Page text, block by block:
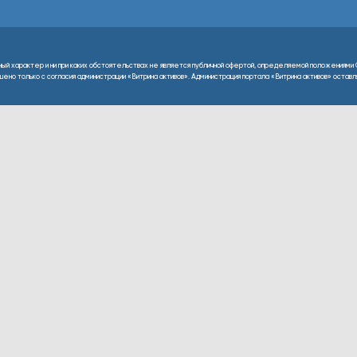
характер и ни при каких обстоятельствах не является публичной офертой, определяемой
только с согласия администрации «Витрина активов». Администрация портала «Витрина активов»